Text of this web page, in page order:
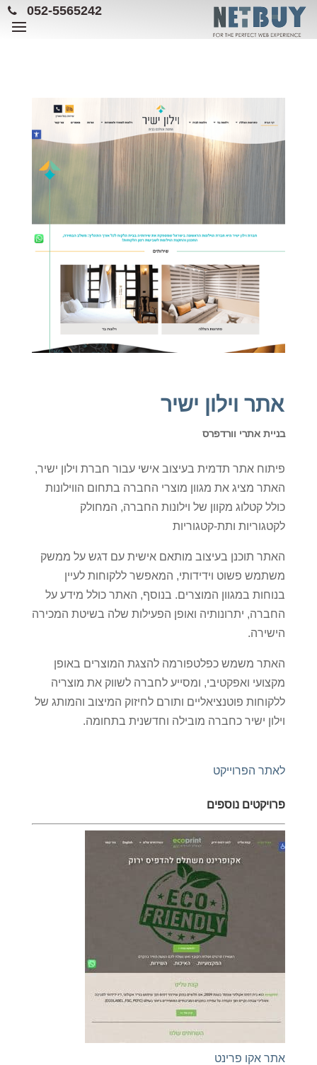
052-5565242
אתר וילון ישיר
בניית אתרי וורדפרס
פיתוח אתר תדמית בעיצוב אישי עבור חברת וילון ישיר,
האתר מציג את מגוון מוצרי החברה בתחום הווילונות
כולל קטלוג מקוון של וילונות החברה, המחולק
לקטגוריות ותת-קטגוריות
האתר תוכנן בעיצוב מותאם אישית עם דגש על ממשק
משתמש פשוט וידידותי, המאפשר ללקוחות לעיין
בנוחות במגוון המוצרים. בנוסף, האתר כולל מידע על
החברה, יתרונותיה ואופן הפעילות שלה בשיטת המכירה
הישירה.
האתר משמש כפלטפורמה להצגת המוצרים באופן
מקצועי ואפקטיבי, ומסייע לחברה לשווק את מוצריה
ללקוחות פוטנציאליים ותורם לחיזוק המיצוב והמותג של
וילון ישיר כחברה מובילה וחדשנית בתחומה.
לאתר הפרוייקט
פרויקטים נוספים
אתר אקו פרינט